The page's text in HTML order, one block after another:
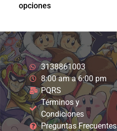
opciones
3138861003
8:00 am a 6:00 pm
PQRS
Términos y
Condiciones
Preguntas Frecuentes